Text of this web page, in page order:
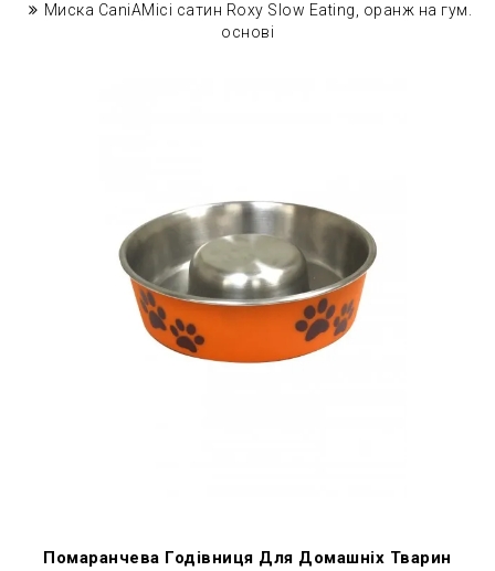
Миска CaniAMici сатин Roxy Slow Eating, оранж на гум.
основі
Помаранчева Годівниця Для Домашніх Тварин